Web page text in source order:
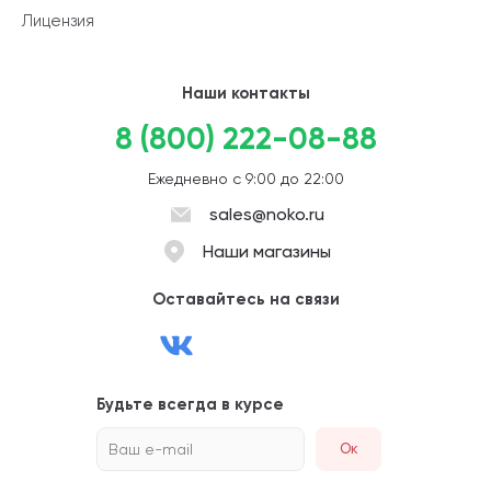
Лицензия
Наши контакты
8 (800) 222-08-88
Ежедневно с 9:00 до 22:00
sales@noko.ru
Наши магазины
Оставайтесь на связи
Будьте всегда в курсе
Ваш e-mail